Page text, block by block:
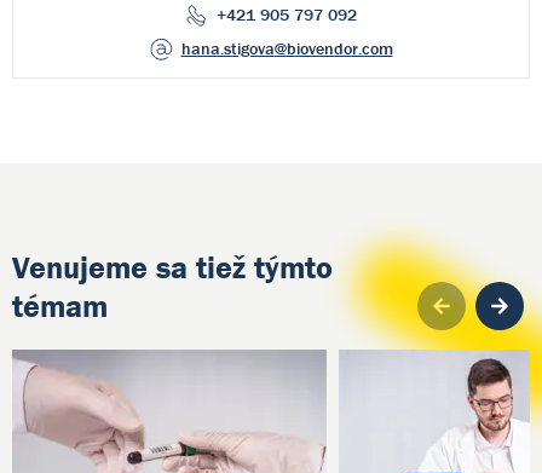
+421 905 797 092
hana.stigova@biovendor.com
Venujeme sa tiež týmto
témam